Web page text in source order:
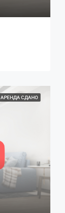
АРЕНДА СДАНО